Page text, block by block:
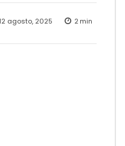
12 agosto, 2025 2 min